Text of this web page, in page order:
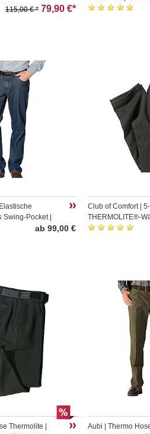
115,00 € *79,90 €*
Swing-Pocket |
ab 99,00 €
Club of Comfort |
THERMOLITE®-
Grau
Thermolite |
Aubi | Thermo